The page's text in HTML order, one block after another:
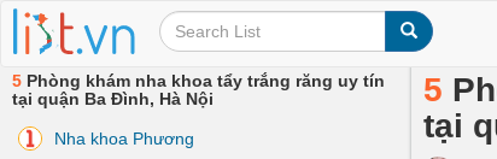
5 Phòng khám nha khoa tẩy trắng răng uy tín
tại quận Ba Đình, Hà Nội
Nha khoa Phương
5
tại